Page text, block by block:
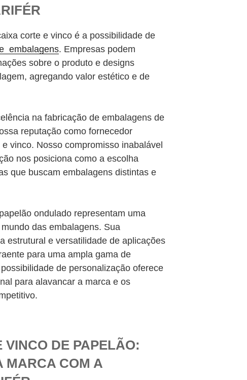
corte e vinco é a possibilidade de
embalagens. Empresas podem
sobre o produto e designs
agregando valor estético e de
na fabricação de embalagens de
reputação como fornecedor
vinco. Nosso compromisso inabalável
nos posiciona como a escolha
que buscam embalagens distintas e
ondulado representam uma
das embalagens. Sua
estrutural e versatilidade de aplicações
para uma ampla gama de
de personalização oferece
para alavancar a marca e os
VINCO DE PAPELÃO:
MARCA COM A